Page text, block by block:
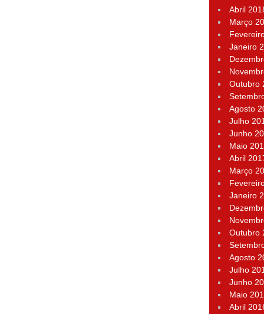
Abril
Março
Janeiro
Outubro
Agosto
Julho
Junho
Maio
Abril
Março
Janeiro
Outubro
Agosto
Julho
Junho
Maio
Abril